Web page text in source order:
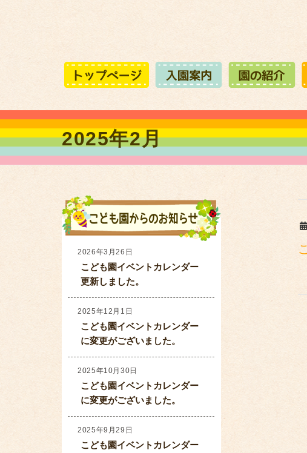
2025年2月
2026年3月26日
こども園イベントカレンダー
更新しました。
2025年12月1日
こども園イベントカレンダー
に変更がございました。
2025年10月30日
こども園イベントカレンダー
に変更がございました。
2025年9月29日
こども園イベントカレンダー